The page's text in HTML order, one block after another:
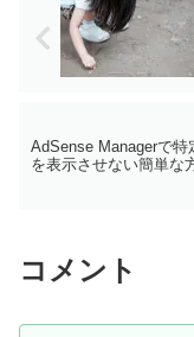
AdSense Managerで特
を表示させない簡単な
コメント